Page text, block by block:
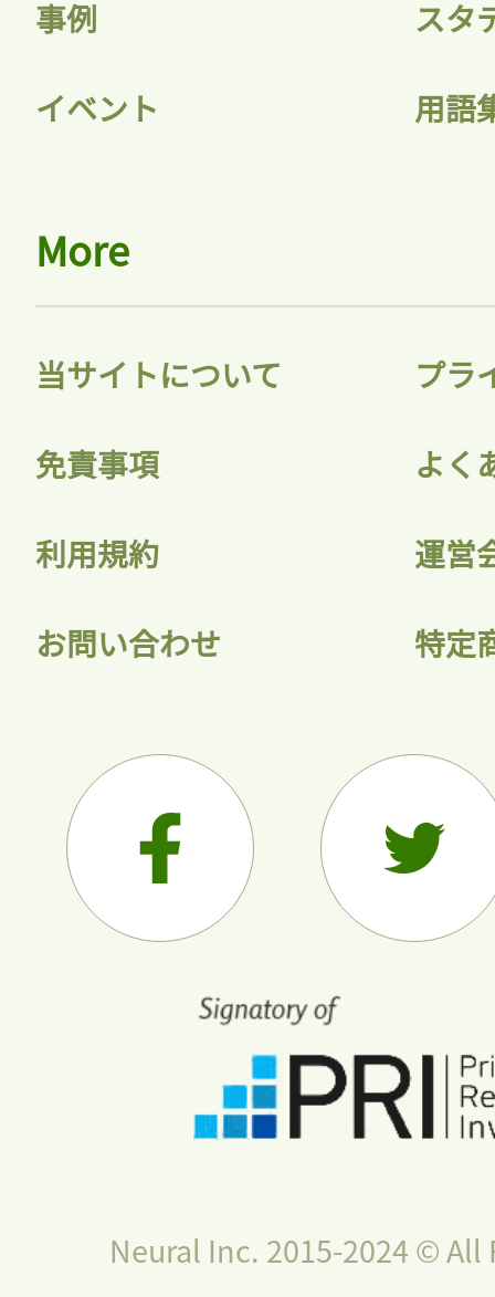
事例 スタ
イベント 用語
More
当サイトについて プラ
免責事項 よく
利用規約 運営
お問い合わせ 特定
Neural Inc. 2015-2024 © All